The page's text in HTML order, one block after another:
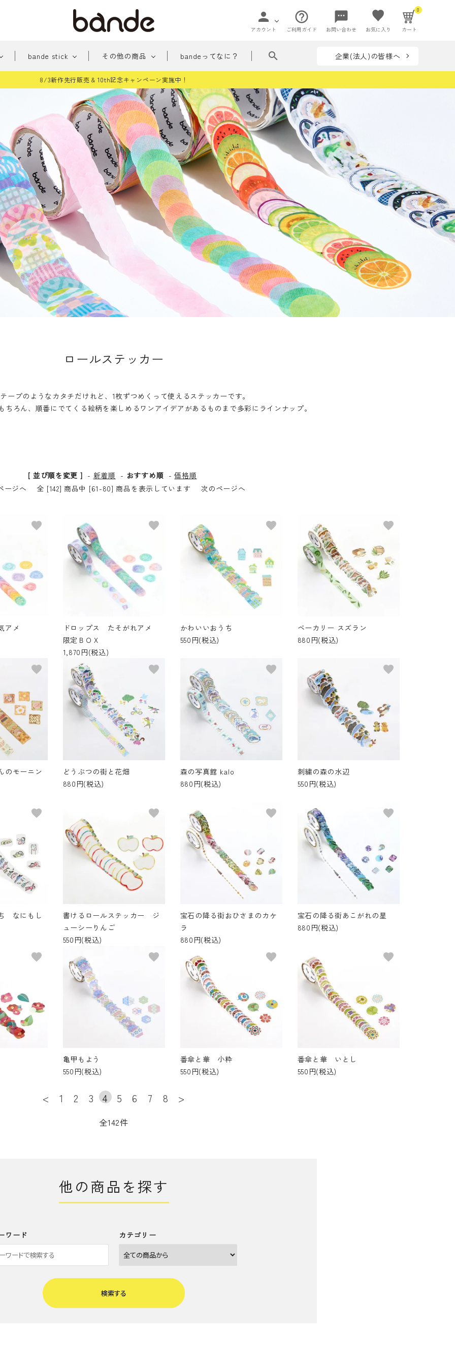
person
アカウント
help_outline
ご利用ガイド
sms
お問い合わせ お気に入り
0
カート
みちくさアーケード 貼って贈れる花ことば
手帳に住む人たち 桜シリーズ
和柄 どうぶつ・いきもの 着せ替えシリーズ
ッカー その他
bande stick
商
その他の商品
新商品
おめかしペー
パー
ペーパーアイ
テム
雑貨
bandeってなに？ search 企業(法人)の皆様へ
8/3新作先行販売 & 10th記念キャンペーン実施中！
ロールステッカー
ープのようなカタチだけれど、 1枚ずつめくって使えるステッカーです。
ろん、 順番にでてくる絵柄を楽しめる ワンアイデアがあるものまで多彩にラインナップ。
[ 並び順を変更 ] - 新着順 - おすすめ順 -価格順
ージへ
全 [142] 商品中 [61-80] 商品を表示しています 次のページへ
アメ
favorite
ドロップス たそがれアメ
限定ＢＯＸ
1,870円(税込)
favorite
かわいいおうち
550円(税込)
favorite
ベーカリー スズラン
880円(税込)
favorite
のモーニン
favorite
どうぶつの街と花畑
880円(税込)
favorite
森の写真館 kalo
880円(税込)
favorite
刺繍の森の水辺
550円(税込)
favorite
なにもし
favorite
書けるロールステッカー ジ
ューシーりんご
550円(税込)
favorite
宝石の降る街おひさまのカケ
ラ
880円(税込)
favorite
宝石の降る街あこがれの星
880円(税込)
favorite
favorite
亀甲もよう
550円(税込)
favorite
番傘と華 小粋
550円(税込)
favorite
番傘と華 いとし
550円(税込)
favorite
< 1 2 3 4 5 6 7 8 >
全142件
他の商品を探す
ワード カテゴリー
検索する